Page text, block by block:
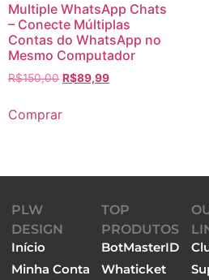
Multiple WhatsApp Chats
– Conecte Múltiplas
Contas do WhatsApp no
Mesmo Computador
R$150,00 R$89,99
Comprar
PLW
DESIGN
Início
Minha Conta
TOP
PRODUTOS
BotMasterID
Whaticket